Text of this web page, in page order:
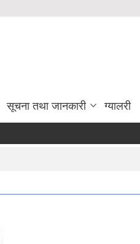
सूचना तथा जानकारी ग्यालरी